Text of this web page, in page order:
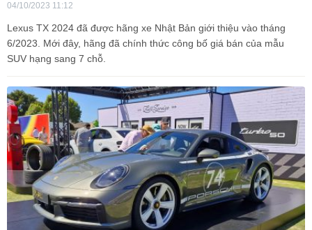
04/10/2023 11:12
Lexus TX 2024 đã được hãng xe Nhật Bản giới thiệu vào tháng
6/2023. Mới đây, hãng đã chính thức công bố giá bán của mẫu
SUV hạng sang 7 chỗ.